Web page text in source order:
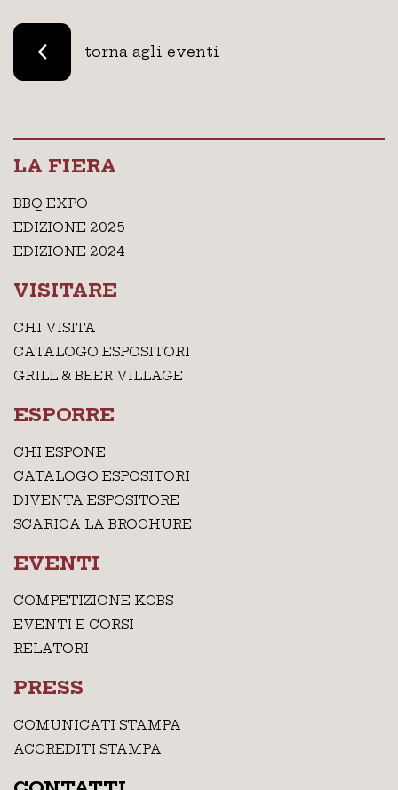
torna agli eventi
LA FIERA
BBQ EXPO
EDIZIONE 2025
EDIZIONE 2024
VISITARE
CHI VISITA
CATALOGO ESPOSITORI
GRILL & BEER VILLAGE
ESPORRE
CHI ESPONE
CATALOGO ESPOSITORI
DIVENTA ESPOSITORE
SCARICA LA BROCHURE
EVENTI
COMPETIZIONE KCBS
EVENTI E CORSI
RELATORI
PRESS
COMUNICATI STAMPA
ACCREDITI STAMPA